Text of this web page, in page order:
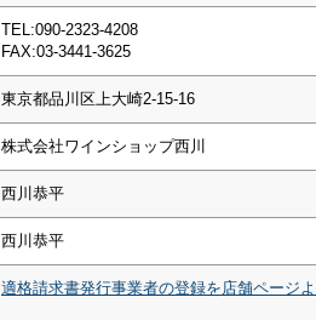
TEL:090-2323-4208
FAX:03-3441-3625
東京都品川区上大崎2-15-16
株式会社ワインショップ西川
西川恭平
西川恭平
適格請求書発行事業者の登録を店舗ページよ